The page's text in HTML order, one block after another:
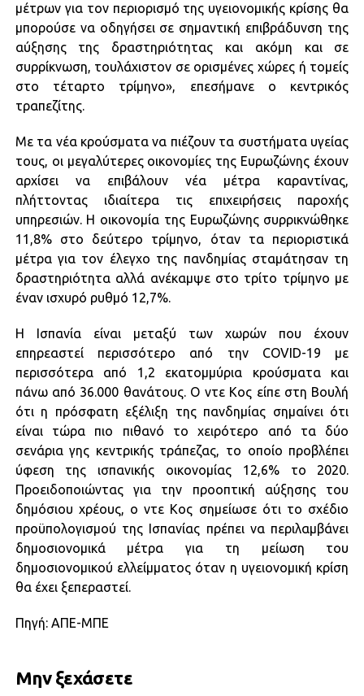
μέτρων για τον περιορισμό της υγειονομικής κρίσης θα
μπορούσε να οδηγήσει σε σημαντική επιβράδυνση της
αύξησης της δραστηριότητας και ακόμη και σε
συρρίκνωση, τουλάχιστον σε ορισμένες χώρες ή τομείς
στο τέταρτο τρίμηνο», επεσήμανε ο κεντρικός
τραπεζίτης.
Με τα νέα κρούσματα να πιέζουν τα συστήματα υγείας
τους, οι μεγαλύτερες οικονομίες της Ευρωζώνης έχουν
αρχίσει να επιβάλουν νέα μέτρα καραντίνας,
πλήττοντας ιδιαίτερα τις επιχειρήσεις παροχής
υπηρεσιών. Η οικονομία της Ευρωζώνης συρρικνώθηκε
11,8% στο δεύτερο τρίμηνο, όταν τα περιοριστικά
μέτρα για τον έλεγχο της πανδημίας σταμάτησαν τη
δραστηριότητα αλλά ανέκαμψε στο τρίτο τρίμηνο με
έναν ισχυρό ρυθμό 12,7%.
Η Ισπανία είναι μεταξύ των χωρών που έχουν
επηρεαστεί περισσότερο από την COVID-19 με
περισσότερα από 1,2 εκατομμύρια κρούσματα και
πάνω από 36.000 θανάτους. Ο ντε Κος είπε στη Βουλή
ότι η πρόσφατη εξέλιξη της πανδημίας σημαίνει ότι
είναι τώρα πιο πιθανό το χειρότερο από τα δύο
σενάρια γης κεντρικής τράπεζας, το οποίο προβλέπει
ύφεση της ισπανικής οικονομίας 12,6% το 2020.
Προειδοποιώντας για την προοπτική αύξησης του
δημόσιου χρέους, ο ντε Κος σημείωσε ότι το σχέδιο
προϋπολογισμού της Ισπανίας πρέπει να περιλαμβάνει
δημοσιονομικά μέτρα για τη μείωση του
δημοσιονομικού ελλείμματος όταν η υγειονομική κρίση
θα έχει ξεπεραστεί.
Πηγή: ΑΠΕ-ΜΠΕ
Μην ξεχάσετε